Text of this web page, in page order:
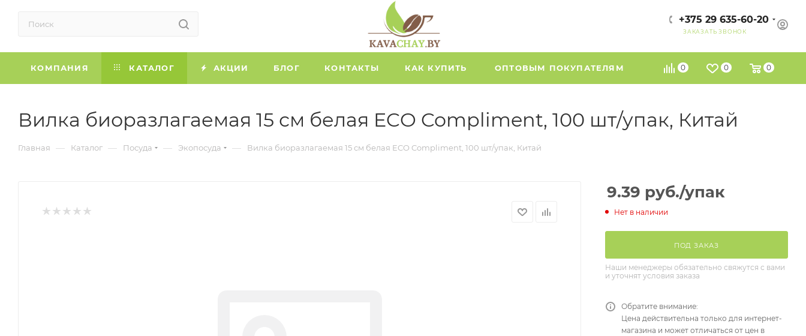
+375 29 635-60-20
ЗАКАЗАТЬ ЗВОНОК
0 0 0
КОМПАНИЯ КАТАЛОГ АКЦИИ БЛОГ КОНТАКТЫ КАК КУПИТЬ ОПТОВЫМ ПОКУПАТЕЛЯМ
Вилка биоразлагаемая 15 см белая ECO Compliment, 100 шт/упак, Китай
Главная — Каталог — Посуда — Экопосуда — Вилка биоразлагаемая 15 см белая ECO Compliment, 100 шт/упак, Китай
9.39 руб./упак
Нет в наличии
ПОД ЗАКАЗ
Наши менеджеры обязательно свяжутся с вами
и уточнят условия заказа
Обратите внимание:
Цена действительна только для интернет-
магазина и может отличаться от цен в